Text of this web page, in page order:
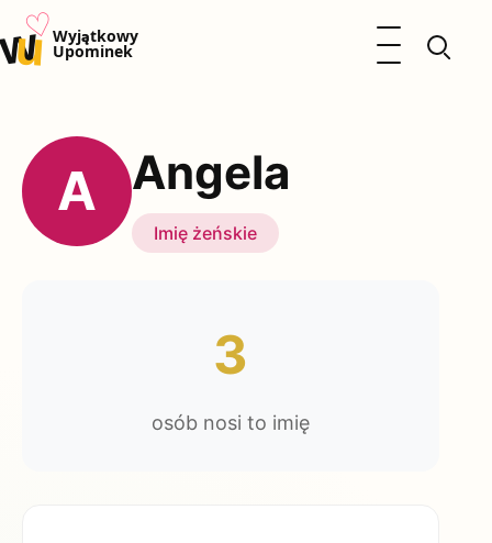
u♡Wyjątkowy
Upominek
Otwórz menu
Kalendarz Imienin
Kobieta
Okazje
Katalog prezentów
A Angela
Imię żeńskie
3
osób nosi to imię